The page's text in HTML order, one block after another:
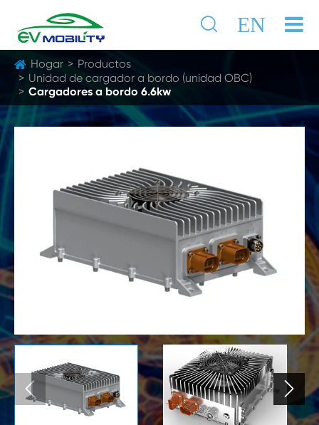
EN

Hogar
Productos
Unidad de cargador a bordo (unidad OBC)
Cargadores a bordo 6.6kw
 